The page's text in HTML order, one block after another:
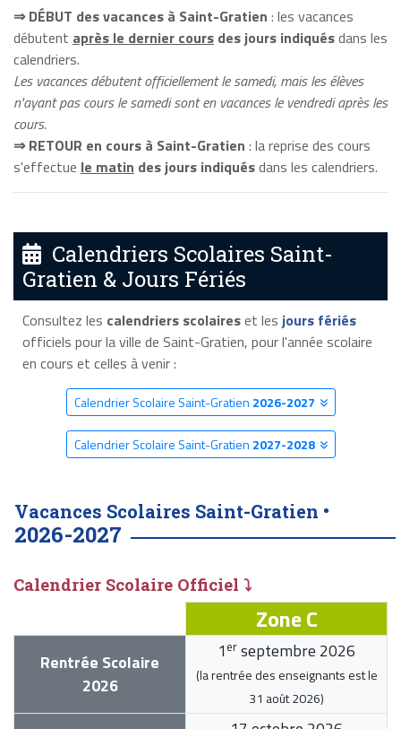
⇒ DÉBUT des vacances à Saint-Gratien : les vacances
débutent après le dernier cours des jours indiquésdans les
calendriers.
Les vacances débutent officiellement le samedi, mais les élèves
n'ayant pas cours le samedi sont en vacances le vendredi après les
cours.
⇒ RETOUR en cours à Saint-Gratien : la reprise des cours
s'effectue le matin des jours indiquésdans les calendriers.
Calendriers Scolaires Saint-
Gratien & Jours Fériés
Consultez les calendriers scolaireset les jours fériés
officiels pour la ville de Saint-Gratien, pour l'année scolaire
en cours et celles à venir :
Calendrier Scolaire Saint-Gratien 2026-2027
Calendrier Scolaire Saint-Gratien 2027-2028
Vacances Scolaires Saint-Gratien •
2026-2027
Calendrier Scolaire Officiel ⤵
Zone C
Rentrée Scolaire
2026
1 er septembre 2026
(la rentrée des enseignants est le
31 août 2026)